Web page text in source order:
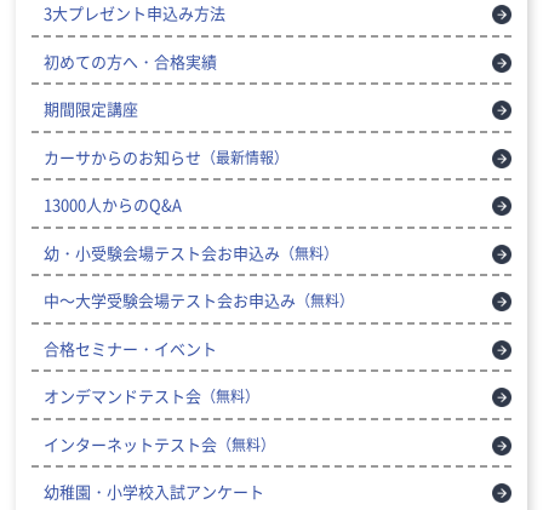
3大プレゼント申込み方法
初めての方へ・合格実績
期間限定講座
カーサからのお知らせ （最新情報）
13000人からのQ&A
幼・小受験会場テスト会お申込み （無料）
中～大学受験会場テスト会お申込み （無料）
合格セミナー・イベント
オンデマンドテスト会 （無料）
インターネットテスト会 （無料）
幼稚園・小学校入試アンケート